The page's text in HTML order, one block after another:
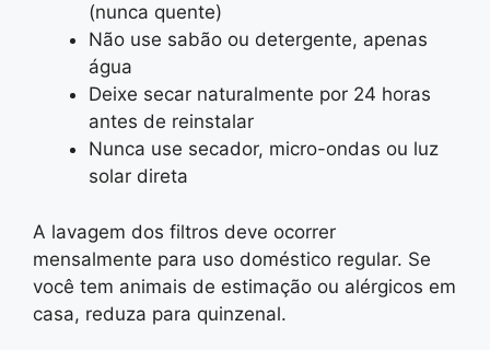
(nunca quente)
Não use sabão ou detergente, apenas
água
Deixe secar naturalmente por 24 horas
antes de reinstalar
Nunca use secador, micro-ondas ou luz
solar direta
A lavagem dos filtros deve ocorrer
mensalmente para uso doméstico regular. Se
você tem animais de estimação ou alérgicos em
casa, reduza para quinzenal.